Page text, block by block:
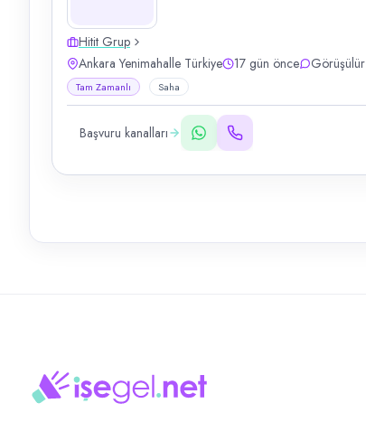
Hitit Grup
Ankara Yenimahalle Türkiye
17 gün önce Görüşülür
Tam Zamanlı Saha
Başvuru kanalları